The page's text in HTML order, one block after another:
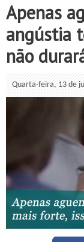
Apenas
angústia
não
Quarta-feira, 13 de